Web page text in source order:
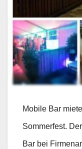
Mobile Bar
Sommerfest.
Bar bei